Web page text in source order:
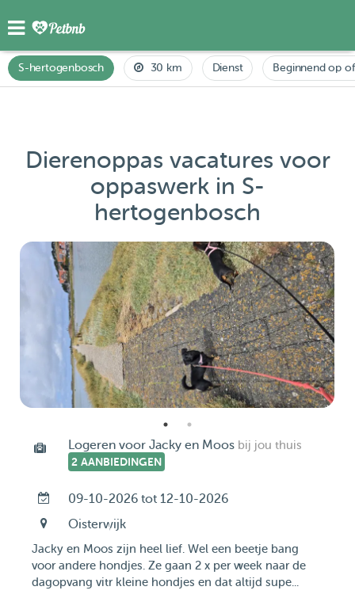
S-hertogenbosch 30 km Dienst Beginnend op
Dierenoppas vacatures voor
oppaswerk in S-
hertogenbosch
Logeren voor Jacky en Moos bij jou thuis
2 AANBIEDINGEN
09-10-2026 tot 12-10-2026
Oisterwijk
Jacky en Moos zijn heel lief. Wel een beetje bang
voor andere hondjes. Ze gaan 2 x per week naar de
dagopvang vitr kleine hondjes en dat altijd supe...